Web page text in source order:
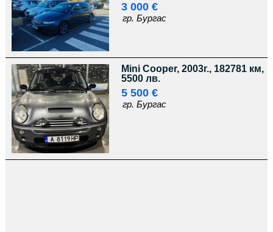
3 000 €
гр. Бургас
Mini Cooper, 2003г., 182781 км,
5500 лв.
5 500 €
гр. Бургас